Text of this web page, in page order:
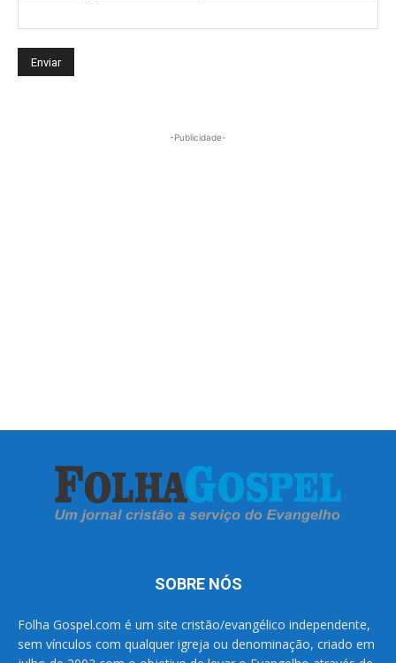
-Publicidade-
SOBRE NÓS
Folha Gospel.com é um site cristão/evangélico independente,
sem vínculos com qualquer igreja ou denominação, criado em